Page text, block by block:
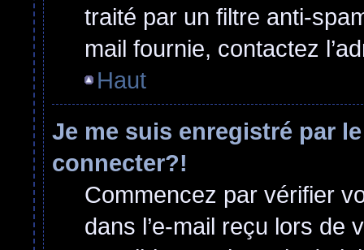
traité par un filtre anti-
mail fournie, contactez
Haut
Je me suis enregistré par
connecter?!
Commencez par vérifier
dans l’e-mail reçu lors de